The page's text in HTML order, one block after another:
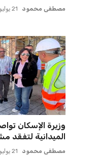
مصطفى محمود 21 يوليو 2026
وزيرة الإسكان
الميدانية لتفقد
مصطفى محمود 21 يوليو 2026